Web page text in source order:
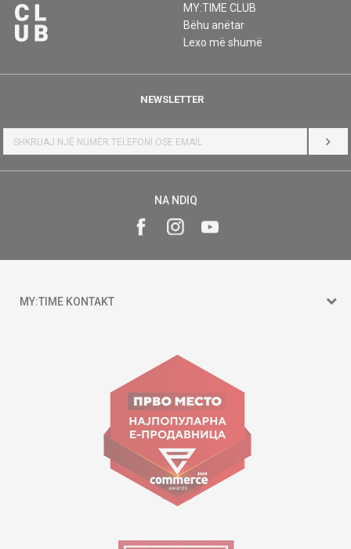
MY:TIME CLUB
Bëhu anëtar
Lexo më shumë
NEWSLETTER
HYR
NA NDIQ
MY:TIME KONTAKT
Goce Nikolovski 74 Shkup
contact@mytime.mk
Orari i punës:
09:00 - 17:00